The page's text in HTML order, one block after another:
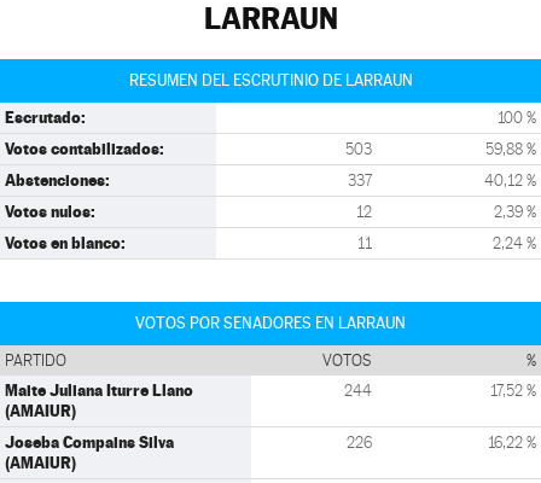
LARRAUN
RESUMEN DEL ESCRUTINIO DE LARRAUN
Escrutado: 100 %
Votos contabilizados: 503 59,88 %
Abstenciones: 337 40,12 %
Votos nulos: 12 2,39 %
Votos en blanco: 11 2,24 %
VOTOS POR SENADORES EN LARRAUN
PARTIDO VOTOS %
Maite Juliana Iturre Llano
(AMAIUR)
244 17,52 %
Joseba Compains Silva
(AMAIUR)
226 16,22 %